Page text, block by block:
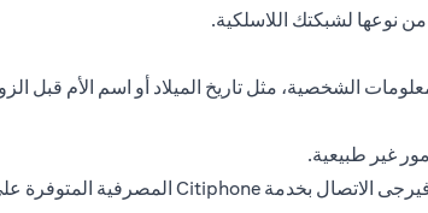
نوعها لشبكتك اللاسلكية.
الشخصية، مثل تاريخ الميلاد أو اسم الأم قبل
غير طبيعية.